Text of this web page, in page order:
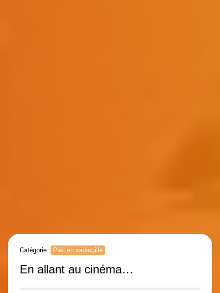
Catégorie : Piwi en vadrouille
En allant au cinéma…